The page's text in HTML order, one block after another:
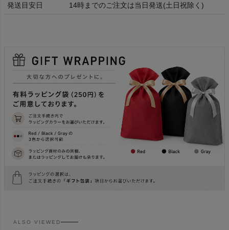
発送目安日 14時までのご注文は当日発送(土日祝除く)
ALSO VIEWED